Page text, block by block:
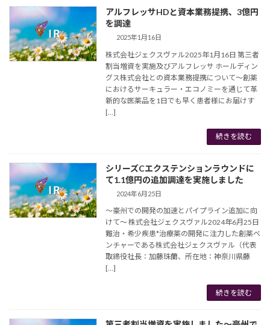
アルフレッサHDと資本業務提携、3億円
を調達
2025年1月16日
株式会社ジェクスヴァル2025年1月16日 第三者
割当増資を実施及びアルフレッサ ホールディン
グス株式会社との資本業務提携について～創薬
におけるサーキュラー・エコノミーを通じて革
新的な医薬品を1日でも早く患者様にお届けす
[…]
続きを読む
シリーズCエクステンションラウンドに
て1.1億円の追加調達を実施しました
2024年6月25日
～豪州での開発の加速とパイプライン追加に向
けて～ 株式会社ジェクスヴァル2024年6月25日
難治・希少疾患*治療薬の開発に注力した創薬ベ
ンチャーである株式会社ジェクスヴァル（代表
取締役社長：加藤珠蘭、所在地：神奈川県藤
[…]
続きを読む